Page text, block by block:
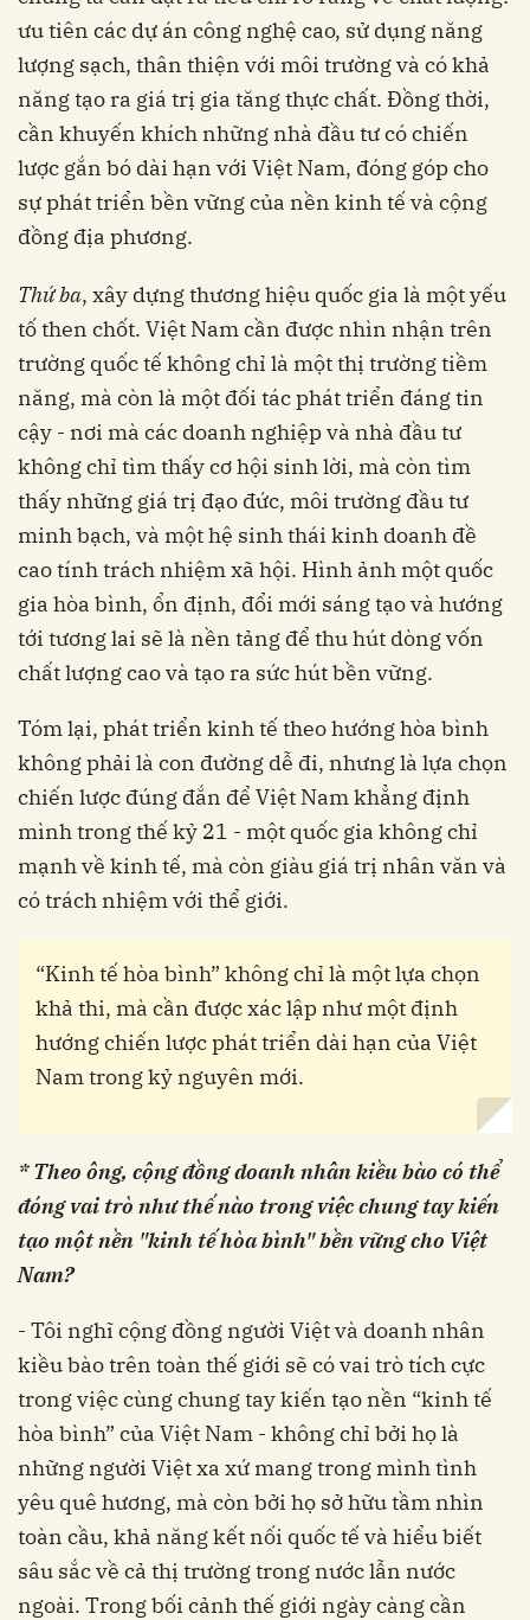
ưu tiên các dự án công nghệ cao, sử dụng năng
lượng sạch, thân thiện với môi trường và có khả
năng tạo ra giá trị gia tăng thực chất. Đồng thời,
cần khuyến khích những nhà đầu tư có chiến
lược gắn bó dài hạn với Việt Nam, đóng góp cho
sự phát triển bền vững của nền kinh tế và cộng
đồng địa phương.
Thứ ba, xây dựng thương hiệu quốc gia là một yếu
tố then chốt. Việt Nam cần được nhìn nhận trên
trường quốc tế không chỉ là một thị trường tiềm
năng, mà còn là một đối tác phát triển đáng tin
cậy - nơi mà các doanh nghiệp và nhà đầu tư
không chỉ tìm thấy cơ hội sinh lời, mà còn tìm
thấy những giá trị đạo đức, môi trường đầu tư
minh bạch, và một hệ sinh thái kinh doanh đề
cao tính trách nhiệm xã hội. Hình ảnh một quốc
gia hòa bình, ổn định, đổi mới sáng tạo và hướng
tới tương lai sẽ là nền tảng để thu hút dòng vốn
chất lượng cao và tạo ra sức hút bền vững.
Tóm lại, phát triển kinh tế theo hướng hòa bình
không phải là con đường dễ đi, nhưng là lựa chọn
chiến lược đúng đắn để Việt Nam khẳng định
mình trong thế kỷ 21 - một quốc gia không chỉ
mạnh về kinh tế, mà còn giàu giá trị nhân văn và
có trách nhiệm với thể giới.
“Kinh tế hòa bình” không chỉ là một lựa chọn
khả thi, mà cần được xác lập như một định
hướng chiến lược phát triển dài hạn của Việt
Nam trong kỷ nguyên mới.
* Theo ông, cộng đồng doanh nhân kiều bào có thể
đóng vai trò như thế nào trong việc chung tay kiến
tạo một nền "kinh tế hòa bình" bền vững cho Việt
Nam?
- Tôi nghĩ cộng đồng người Việt và doanh nhân
kiều bào trên toàn thế giới sẽ có vai trò tích cực
trong việc cùng chung tay kiến tạo nền “kinh tế
hòa bình” của Việt Nam - không chỉ bởi họ là
những người Việt xa xứ mang trong mình tình
yêu quê hương, mà còn bởi họ sở hữu tầm nhìn
toàn cầu, khả năng kết nối quốc tế và hiểu biết
sâu sắc về cả thị trường trong nước lẫn nước
ngoài. Trong bối cảnh thế giới ngày càng cần